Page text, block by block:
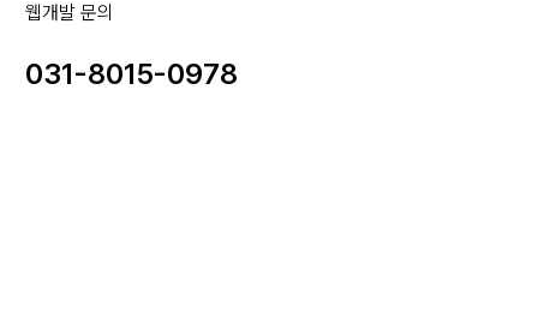
웹개발 문의
031-8015-0978